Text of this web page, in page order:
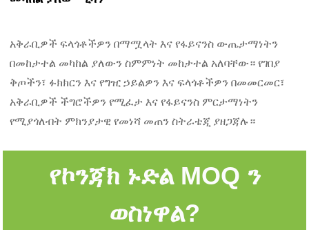
አቅራቢዎች ፍላጎቶችዎን በማሟላት እና የፋይናንስ ውጤታማነትን
በመከታተል መካከል ያለውን ስምምነት መከታተል አለባቸው። የገበያ
ቅጦችን፣ ፉክክርን እና የግዢ ኃይልዎን እና ፍላጎቶችዎን በመመርመር፣
አቅራቢዎች ችግሮችዎን የሚፈታ እና የፋይናንስ ምርታማነትን
የሚያጎለብት ምክንያታዊ የመነሻ መጠን ስትራቴጂ ያዘጋጃሉ።
የኮንጃክ ኑድል MOQ ን
ወስነዋል?